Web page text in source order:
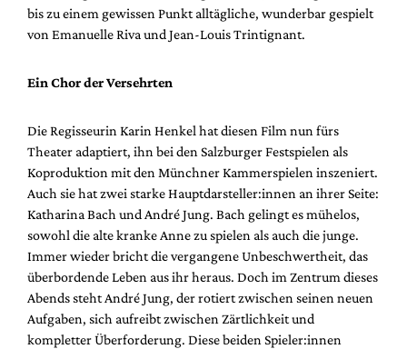
bis zu einem gewissen Punkt alltägliche, wunderbar gespielt
von Emanuelle Riva und Jean-Louis Trintignant.
Ein Chor der Versehrten
Die Regisseurin Karin Henkel hat diesen Film nun fürs
Theater adaptiert, ihn bei den Salzburger Festspielen als
Koproduktion mit den Münchner Kammerspielen inszeniert.
Auch sie hat zwei starke Hauptdarsteller:innen an ihrer Seite:
Katharina Bach und André Jung. Bach gelingt es mühelos,
sowohl die alte kranke Anne zu spielen als auch die junge.
Immer wieder bricht die vergangene Unbeschwertheit, das
überbordende Leben aus ihr heraus. Doch im Zentrum dieses
Abends steht André Jung, der rotiert zwischen seinen neuen
Aufgaben, sich aufreibt zwischen Zärtlichkeit und
kompletter Überforderung. Diese beiden Spieler:innen